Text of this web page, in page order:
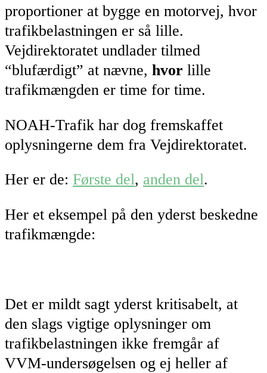
proportioner at bygge en motorvej, hvor
trafikbelastningen er så lille.
Vejdirektoratet undlader tilmed
“blufærdigt” at nævne, hvor lille
trafikmængden er time for time.
NOAH-Trafik har dog fremskaffet
oplysningerne dem fra Vejdirektoratet.
Her er de: Første del, anden del.
Her et eksempel på den yderst beskedne
trafikmængde:
Det er mildt sagt yderst kritisabelt, at
den slags vigtige oplysninger om
trafikbelastningen ikke fremgår af
VVM-undersøgelsen og ej heller af